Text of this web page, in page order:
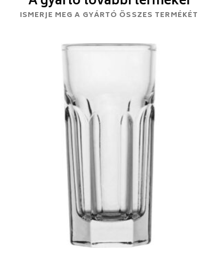
ISMERJE MEG A GYÁRTÓ ÖSSZES TERMÉKÉT